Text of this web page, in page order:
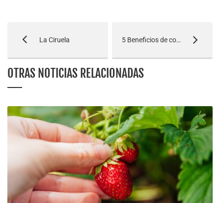
5 Beneficios de comer champiñones
La Ciruela
OTRAS NOTICIAS RELACIONADAS